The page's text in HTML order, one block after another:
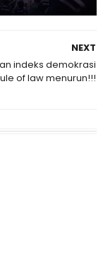
NEXT
indeks demokrasi
of law menurun!!!